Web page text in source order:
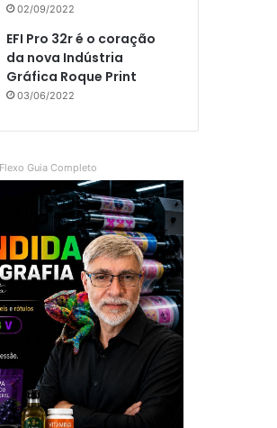
02/09/2022
EFI Pro 32r é o coração
da nova Indústria
Gráfica Roque Print
03/06/2022
Guia Completo